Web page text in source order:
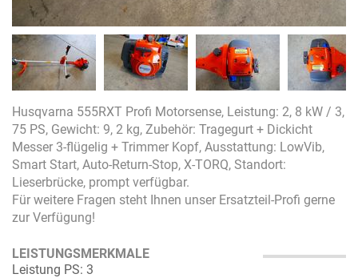
Husqvarna 555RXT Profi Motorsense, Leistung: 2, 8 kW / 3,
75 PS, Gewicht: 9, 2 kg, Zubehör: Tragegurt + Dickicht
Messer 3-flügelig + Trimmer Kopf, Ausstattung: LowVib,
Smart Start, Auto-Return-Stop, X-TORQ, Standort:
Lieserbrücke, prompt verfügbar.
Für weitere Fragen steht Ihnen unser Ersatzteil-Profi gerne
zur Verfügung!
LEISTUNGSMERKMALE
Leistung PS: 3